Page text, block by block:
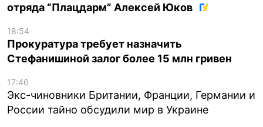
отряда “Плацдарм” Алексей Юков
18:54
Прокуратура требует назначить
Стефанишиной залог более 15 млн гривен
17:46
Экс-чиновники Британии, Франции, Германии и
России тайно обсудили мир в Украине